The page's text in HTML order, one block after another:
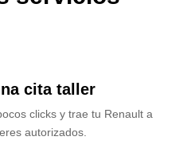
cita taller
clicks y trae tu Renault a
autorizados.